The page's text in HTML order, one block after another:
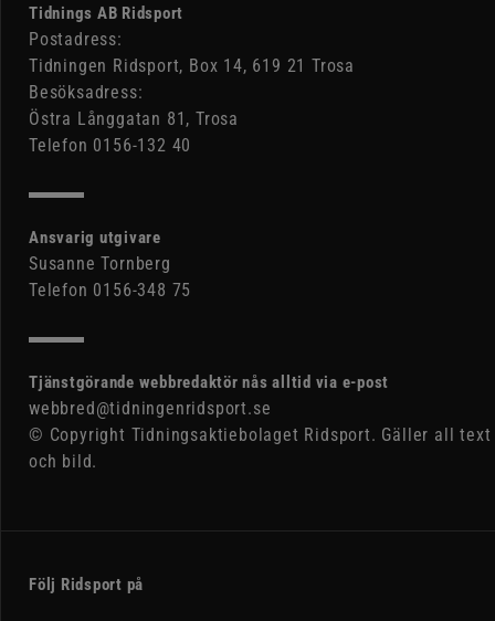
Tidnings AB Ridsport
Postadress:
Tidningen Ridsport, Box 14, 619 21 Trosa
Besöksadress:
Östra Långgatan 81, Trosa
Telefon 0156-132 40
Ansvarig utgivare
Susanne Tornberg
Telefon 0156-348 75
Tjänstgörande webbredaktör nås alltid via e-post
webbred@tidningenridsport.se
© Copyright Tidningsaktiebolaget Ridsport. Gäller all text
och bild.
Följ Ridsport på